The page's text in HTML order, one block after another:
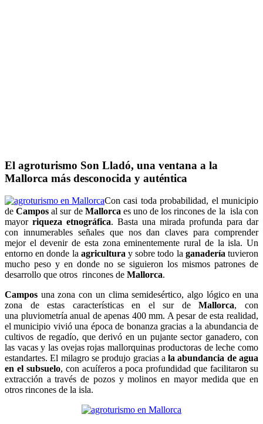
El agroturismo Son Lladó, una ventana a la
Mallorca más desconocida y auténtica
Con casi toda probabilidad, el municipio
deCampos al sur de Mallorcaes uno de los rincones de la isla con
mayor riqueza etnográfica. Basta una mirada profunda para dar
con innumerables señales que nos dan claves para comprender
mejor el devenir de esta zona eminentemente rural de la isla. Un
entorno en donde la agriculturay sobre todo la ganaderíatuvieron
mucho peso y en donde no se siguieron los mismos patrones de
desarrollo que otros rincones de Mallorca.
Campos una zona con un clima semidesértico, algo lógico en una
zona de estas características en el sur deMallorca, con
una pluviometría anual de apenas 400 mm. A pesar de esta realidad,
el municipio vivió una época de bonanza gracias a la abundancia de
cultivos de regadío, que derivó en un pujante sector ganadero, con
las vacas y las ovejas rojas mallorquinas productoras de leche como
estandartes. El milagro se produjo gracias ala abundancia de agua
en el subsuelo, con acuíferos a poca profundidad que facilitaron su
extracción a través de pozos y molinos en mayor medida que en
otros rincones de la isla.